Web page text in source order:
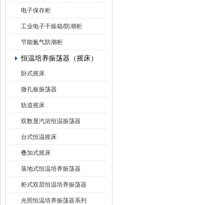
电子保存柜
工业电子干燥箱/防潮柜
节能氮气防潮柜
恒温培养振荡器（摇床）
卧式摇床
微孔板振荡器
轨道摇床
双数显汽浴恒温振荡器
台式恒温摇床
叠加式摇床
落地式恒温培养振荡器
柜式双层恒温培养振荡器
光照恒温培养振荡器系列